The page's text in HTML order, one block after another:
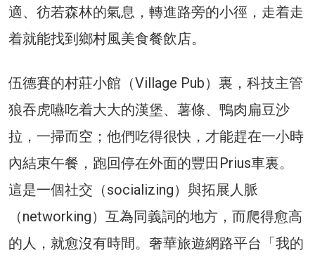
適、彷若森林的氣息，轉進路旁的小徑，走着走
着就能找到鄉村風美食餐飲店。
伍德賽的村莊小館（Village Pub）裏，科技主管
狼吞虎嚥吃着大大的漢堡、薯條、鴨肉扁豆沙
拉，一掃而空；他們吃得很快，才能趕在一小時
內結束午餐，跑回停在外面的豐田Prius車裏。
這是一個社交（socializing）與拓展人脈
（networking）互為同義詞的地方，而爬得愈高
的人，就愈沒有時間。奢華旅遊網路平台「我的